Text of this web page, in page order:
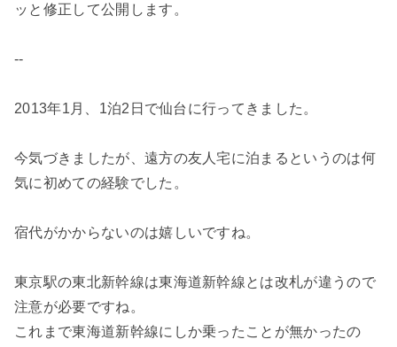
ッと修正して公開します。
--
2013年1月、1泊2日で仙台に行ってきました。
今気づきましたが、遠方の友人宅に泊まるというのは何
気に初めての経験でした。
宿代がかからないのは嬉しいですね。
東京駅の東北新幹線は東海道新幹線とは改札が違うので
注意が必要ですね。
これまで東海道新幹線にしか乗ったことが無かったの